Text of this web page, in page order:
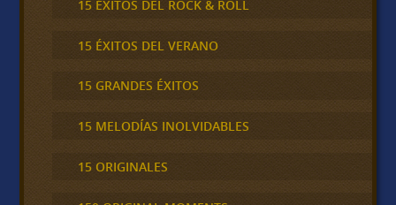
15 ÉXITOS DEL ROCK & ROLL
15 ÉXITOS DEL VERANO
15 GRANDES ÉXITOS
15 MELODÍAS INOLVIDABLES
15 ORIGINALES